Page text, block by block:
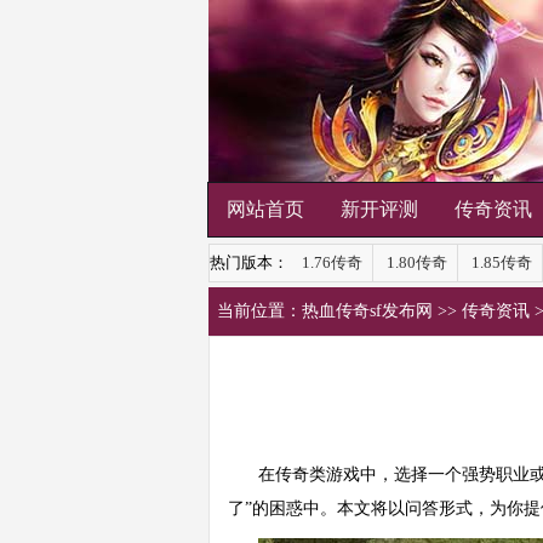
网站首页 新开评测 传奇资讯
热门版本： 1.76传奇 1.80传奇 1.85传奇
当前位置： 热血传奇sf发布网 >> 传奇资讯
在传奇类游戏中，选择一个强势职业
了”的困惑中。本文将以问答形式，为你